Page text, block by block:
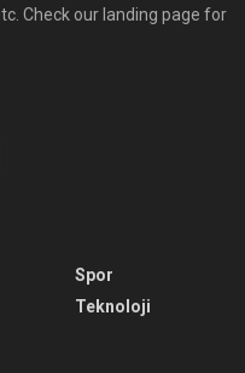
Check our landing page for
Spor
Teknoloji